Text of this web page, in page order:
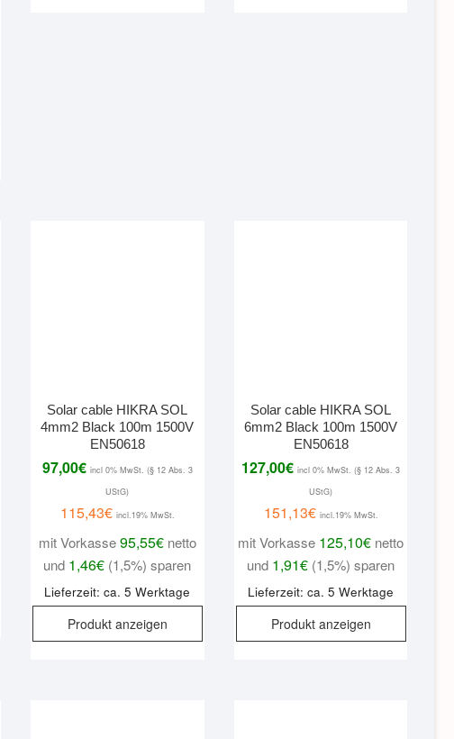
Solar cable HIKRA SOL
4mm2 Black 100m 1500V
EN50618
97,00€ incl 0% MwSt. (§ 12 Abs. 3
UStG)
115,43€ incl.19% MwSt.
mit Vorkasse95,55€netto
und 1,46€ (1,5%) sparen
Lieferzeit: ca. 5 Werktage
Produkt anzeigen
Solar cable HIKRA SOL
6mm2 Black 100m 1500V
EN50618
127,00€ incl 0% MwSt. (§ 12 Abs. 3
UStG)
151,13€ incl.19% MwSt.
mit Vorkasse 125,10€ netto
und 1,91€ (1,5%) sparen
Lieferzeit: ca. 5 Werktage
Produkt anzeigen